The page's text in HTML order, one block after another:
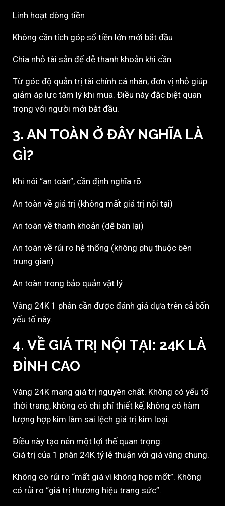
Linh hoạt dòng tiền
Không cần tích góp số tiền lớn mới bắt đầu
Chia nhỏ tài sản để dễ thanh khoản khi cần
Từ góc độ quản trị tài chính cá nhân, đơn vị nhỏ giúp
giảm áp lực tâm lý khi mua. Điều này đặc biệt quan
trọng với người mới bắt đầu.
3. AN TOÀN Ở ĐÂY NGHĨA LÀ
GÌ?
Khi nói “an toàn”, cần định nghĩa rõ:
An toàn về giá trị (không mất giá trị nội tại)
An toàn về thanh khoản (dễ bán lại)
An toàn về rủi ro hệ thống (không phụ thuộc bên
trung gian)
An toàn trong bảo quản vật lý
Vàng 24K 1 phân cần được đánh giá dựa trên cả bốn
yếu tố này.
4. VỀ GIÁ TRỊ NỘI TẠI: 24K LÀ
ĐỈNH CAO
Vàng 24K mang giá trị nguyên chất. Không có yếu tố
thời trang, không có chi phí thiết kế, không có hàm
lượng hợp kim làm sai lệch giá trị kim loại.
Điều này tạo nên một lợi thế quan trọng:
Giá trị của 1 phân 24K tỷ lệ thuận với giá vàng chung.
Không có rủi ro “mất giá vì không hợp mốt”. Không
có rủi ro “giá trị thương hiệu trang sức”.